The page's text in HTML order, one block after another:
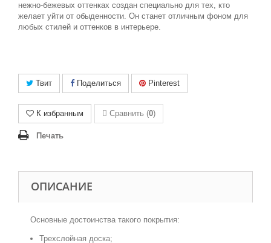
нежно-бежевых оттенках создан специально для тех, кто
желает уйти от обыденности. Он станет отличным фоном для
любых стилей и оттенков в интерьере.
Твит Поделиться Pinterest
К избранным Сравнить (0)
Печать
ОПИСАНИЕ
Основные достоинства такого покрытия:
Трехслойная доска;